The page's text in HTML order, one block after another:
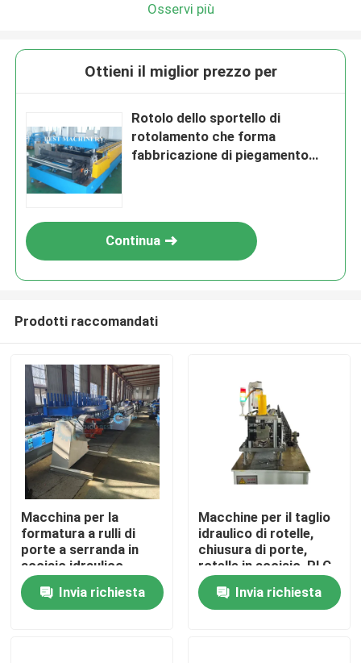
Casa
Osservi più
Ottieni il miglior prezzo per
Rotolo dello sportello di
rotolamento che forma
fabbricazione di piegamento
Continua
Prodotti raccomandati
Macchina per la
formatura a rulli di
porte a serranda in
acciaio idraulico
Invia richiesta
Macchine per il taglio
idraulico di rotelle,
chiusura di porte,
rotelle in acciaio, PLC
Invia richiesta